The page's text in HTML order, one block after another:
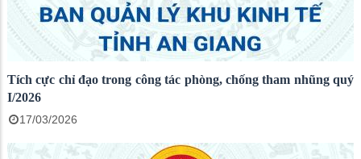
Tích cực chỉ đạo trong công tác phòng, chống tham nhũng quý
I/2026
17/03/2026